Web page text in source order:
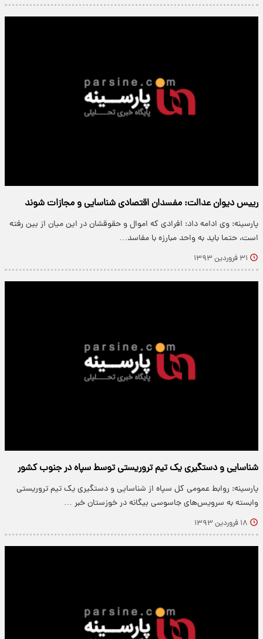
رییس دیوان عدالت: مفسدان اقتصادی شناسایی و مجازات شوند
پارسینه: وی ادامه داد: افرادی که اموال و حقوقشان در این میان از بین رفته
است، حتما باید به واحد مبارزه با مفاسد…
۳۱ فروردین ۱۳۹۳
شناسایی و دستگیری یک تیم تروریستی توسط سپاه در جنوب کشور
پارسینه: روابط عمومی کل سپاه از شناسایی و دستگیری یک تیم تروریستی
وابسته به سرویس‌های جاسوسی بیگانه در خوزستان خبر …
۱۸ فروردین ۱۳۹۳